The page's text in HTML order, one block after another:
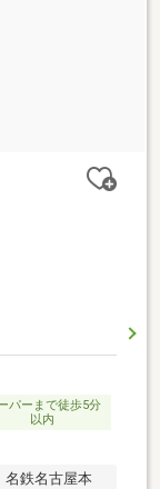
パーまで徒歩5分
以内
名鉄名古屋本